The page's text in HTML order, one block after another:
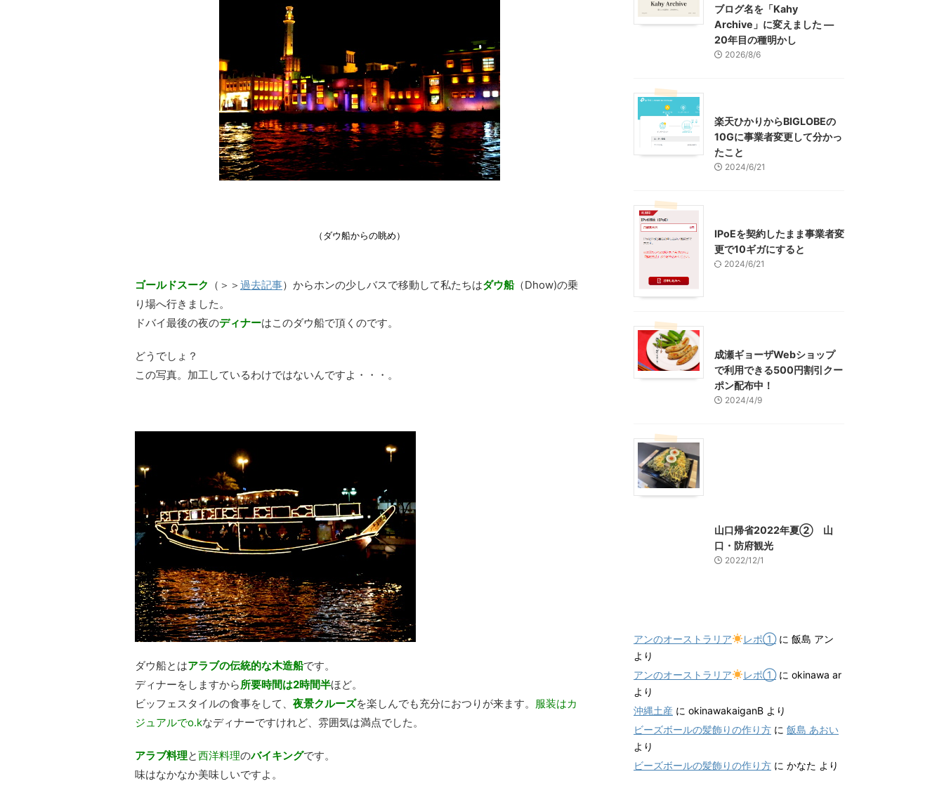
（ダウ船からの眺め）
ゴールドスーク （＞＞ 過去記事）からホンの少しバスで移動して私たちはダウ船（Dhow)の乗
り場へ行きました。
ドバイ最後の夜のディナーはこのダウ船で頂くのです。
どうでしょ？
この写真。加工しているわけではないんですよ・・・。
ダウ船とはアラブの伝統的な木造船です。
ディナーをしますから所要時間は2時間半ほど。
ビッフェスタイルの食事をして、 夜景クルーズを楽しんでも充分におつりが来ます。
服装はカ
ジュアルでo.kなディナーですけれど、雰囲気は満点でした。
アラブ料理と西洋料理のバイキングです。
味はなかなか美味しいですよ。
ブログ名を「Kahy
Archive」に変えました ―
20年目の種明かし
2026/8/6
楽天ひかりからBIGLOBEの
10Gに事業者変更して分かっ
たこと
2024/6/21
IPoEを契約したまま事業者変
更で10ギガにすると
2024/6/21
成瀬ギョーザWebショップ
で利用できる500円割引クー
ポン配布中！
2024/4/9
山口帰省2022年夏② 山
口・防府観光
2022/12/1
アンのオーストラリア レポ①に 飯島 アン
より
アンのオーストラリア
レポ①に okinawa ar
より
沖縄土産 に okinawakaiganB より
ビーズボールの髪飾りの作り方 に 飯島 あおい
より
ビーズボールの髪飾りの作り方 に かなた より